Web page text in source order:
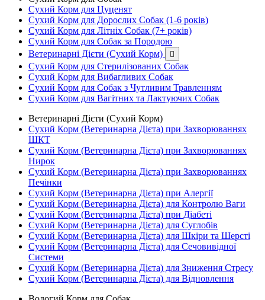
Сухий Корм для Цуценят
Сухий Корм для Дорослих Собак (1-6 років)
Сухий Корм для Літніх Собак (7+ років)
Сухий Корм для Собак за Породою
Ветеринарні Дієти (Сухий Корм)

Сухий Корм для Стерилізованих Собак
Сухий Корм для Вибагливих Собак
Сухий Корм для Собак з Чутливим Травленням
Сухий Корм для Вагітних та Лактуючих Собак
Ветеринарні Дієти (Сухий Корм)
Сухий Корм (Ветеринарна Дієта) при Захворюваннях
ШКТ
Сухий Корм (Ветеринарна Дієта) при Захворюваннях
Нирок
Сухий Корм (Ветеринарна Дієта) при Захворюваннях
Печінки
Сухий Корм (Ветеринарна Дієта) при Алергії
Сухий Корм (Ветеринарна Дієта) для Контролю Ваги
Сухий Корм (Ветеринарна Дієта) при Діабеті
Сухий Корм (Ветеринарна Дієта) для Суглобів
Сухий Корм (Ветеринарна Дієта) для Шкіри та Шерсті
Сухий Корм (Ветеринарна Дієта) для Сечовивідної
Системи
Сухий Корм (Ветеринарна Дієта) для Зниження Стресу
Сухий Корм (Ветеринарна Дієта) для Відновлення